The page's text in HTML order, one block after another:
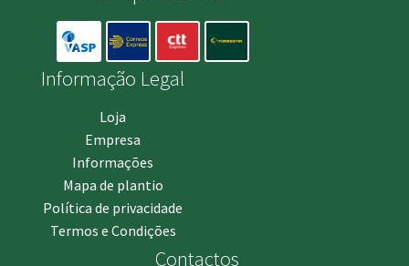
Informação Legal
Loja
Empresa
Informações
Mapa de plantio
Política de privacidade
Termos e Condições
Contactos